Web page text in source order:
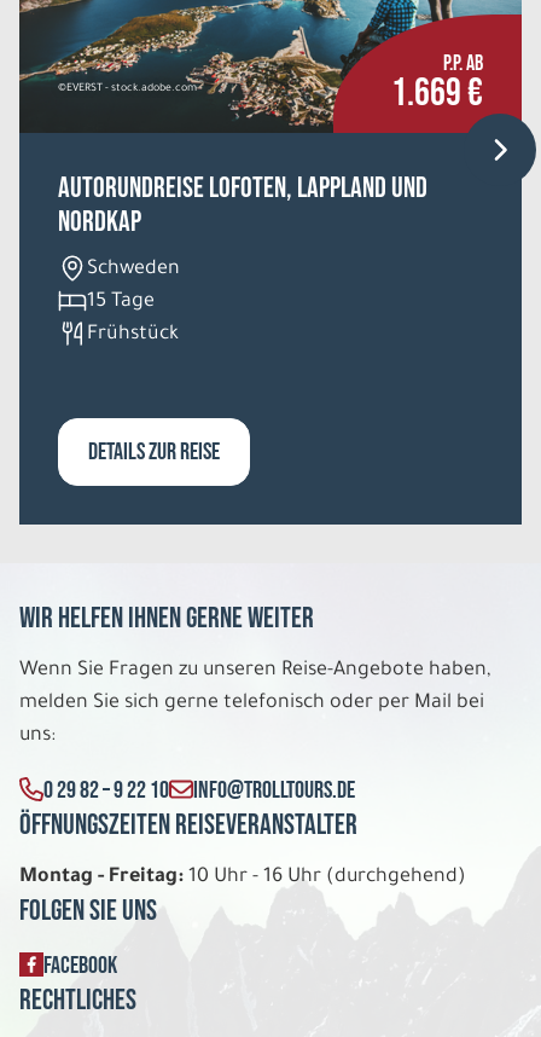
©EVERST - stock.adobe.com
P.P. AB
1.669 €
Autorundreise Lofoten, Lappland und
Nordkap
Schweden
15 Tage
Frühstück
DETAILS ZUR REISE
Wir helfen Ihnen gerne weiter
Wenn Sie Fragen zu unseren Reise-Angebote haben,
melden Sie sich gerne telefonisch oder per Mail bei
uns:
0 29 82 – 9 22 10 INFO@TROLLTOURS.DE
Öffnungszeiten Reiseveranstalter
Montag - Freitag: 10 Uhr - 16 Uhr (durchgehend)
Folgen Sie uns
FACEBOOK
Rechtliches